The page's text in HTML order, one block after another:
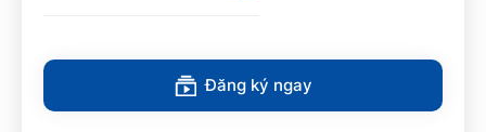
Đăng ký ngay